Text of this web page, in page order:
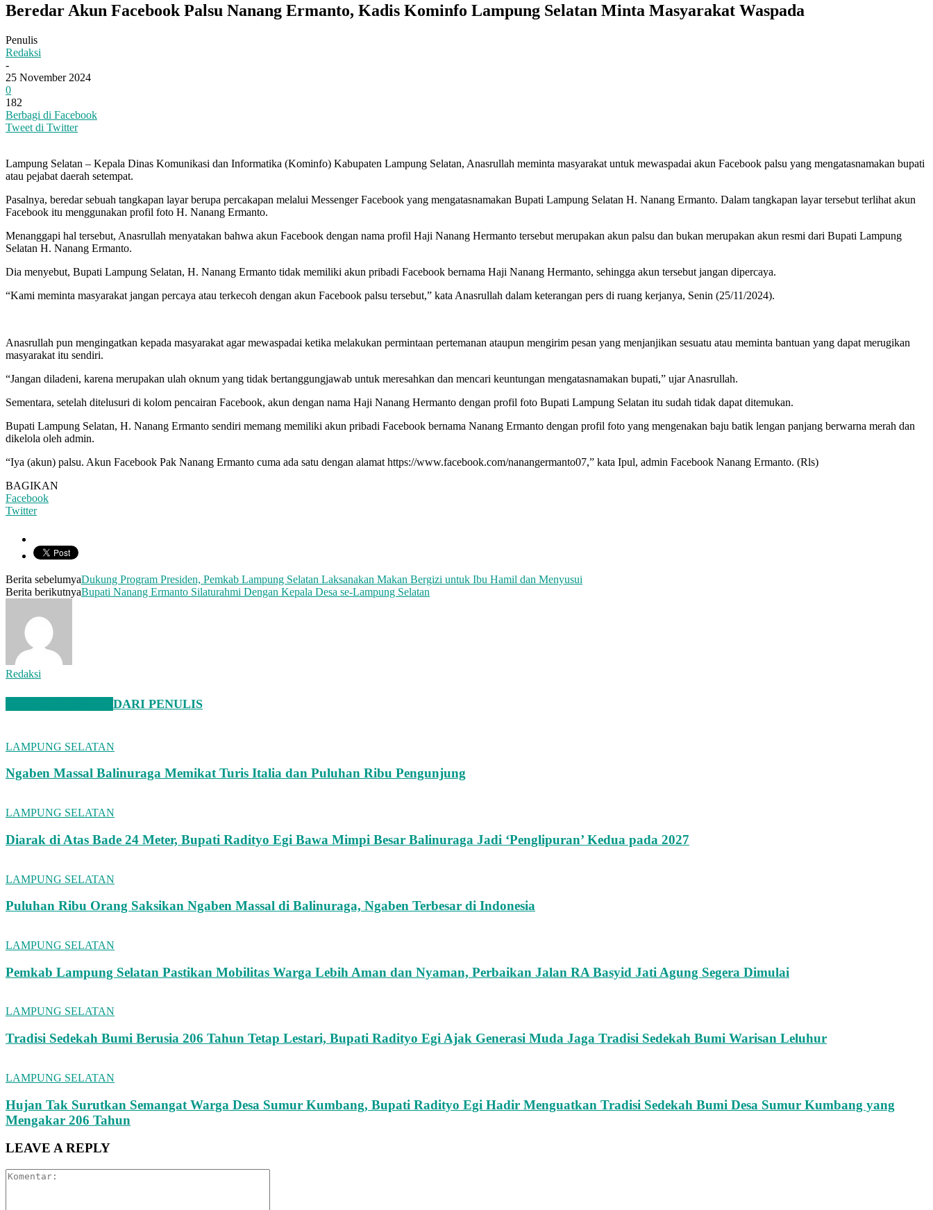
Beredar Akun Facebook Palsu Nanang Ermanto, Kadis Kominfo Lampung Selatan Minta Masyarakat Waspada
Penulis
Redaksi
-
25 November 2024
0
182
Berbagi di Facebook
Tweet di Twitter
Lampung Selatan – Kepala Dinas Komunikasi dan Informatika (Kominfo) Kabupaten Lampung Selatan, Anasrullah meminta masyarakat untuk mewaspadai akun Facebook palsu yang mengatasnamakan bupati
atau pejabat daerah setempat.
Pasalnya, beredar sebuah tangkapan layar berupa percakapan melalui Messenger Facebook yang mengatasnamakan Bupati Lampung Selatan H. Nanang Ermanto. Dalam tangkapan layar tersebut terlihat akun
Facebook itu menggunakan profil foto H. Nanang Ermanto.
Menanggapi hal tersebut, Anasrullah menyatakan bahwa akun Facebook dengan nama profil Haji Nanang Hermanto tersebut merupakan akun palsu dan bukan merupakan akun resmi dari Bupati Lampung
Selatan H. Nanang Ermanto.
Dia menyebut, Bupati Lampung Selatan, H. Nanang Ermanto tidak memiliki akun pribadi Facebook bernama Haji Nanang Hermanto, sehingga akun tersebut jangan dipercaya.
“Kami meminta masyarakat jangan percaya atau terkecoh dengan akun Facebook palsu tersebut,” kata Anasrullah dalam keterangan pers di ruang kerjanya, Senin (25/11/2024).
Anasrullah pun mengingatkan kepada masyarakat agar mewaspadai ketika melakukan permintaan pertemanan ataupun mengirim pesan yang menjanjikan sesuatu atau meminta bantuan yang dapat merugikan
masyarakat itu sendiri.
“Jangan diladeni, karena merupakan ulah oknum yang tidak bertanggungjawab untuk meresahkan dan mencari keuntungan mengatasnamakan bupati,” ujar Anasrullah.
Sementara, setelah ditelusuri di kolom pencairan Facebook, akun dengan nama Haji Nanang Hermanto dengan profil foto Bupati Lampung Selatan itu sudah tidak dapat ditemukan.
Bupati Lampung Selatan, H. Nanang Ermanto sendiri memang memiliki akun pribadi Facebook bernama Nanang Ermanto dengan profil foto yang mengenakan baju batik lengan panjang berwarna merah dan
dikelola oleh admin.
“Iya (akun) palsu. Akun Facebook Pak Nanang Ermanto cuma ada satu dengan alamat https://www.facebook.com/nanangermanto07,” kata Ipul, admin Facebook Nanang Ermanto. (Rls)
BAGIKAN
Facebook
Twitter
Berita sebelumyaDukung Program Presiden, Pemkab Lampung Selatan Laksanakan Makan Bergizi untuk Ibu Hamil dan Menyusui
Berita berikutnyaBupati Nanang Ermanto Silaturahmi Dengan Kepala Desa se-Lampung Selatan
Redaksi
DARI PENULIS
LAMPUNG SELATAN
Ngaben Massal Balinuraga Memikat Turis Italia dan Puluhan Ribu Pengunjung
LAMPUNG SELATAN
Diarak di Atas Bade 24 Meter, Bupati Radityo Egi Bawa Mimpi Besar Balinuraga Jadi ‘Penglipuran’ Kedua pada 2027
LAMPUNG SELATAN
Puluhan Ribu Orang Saksikan Ngaben Massal di Balinuraga, Ngaben Terbesar di Indonesia
LAMPUNG SELATAN
Pemkab Lampung Selatan Pastikan Mobilitas Warga Lebih Aman dan Nyaman, Perbaikan Jalan RA Basyid Jati Agung Segera Dimulai
LAMPUNG SELATAN
Tradisi Sedekah Bumi Berusia 206 Tahun Tetap Lestari, Bupati Radityo Egi Ajak Generasi Muda Jaga Tradisi Sedekah Bumi Warisan Leluhur
LAMPUNG SELATAN
Hujan Tak Surutkan Semangat Warga Desa Sumur Kumbang, Bupati Radityo Egi Hadir Menguatkan Tradisi Sedekah Bumi Desa Sumur Kumbang yang
Mengakar 206 Tahun
LEAVE A REPLY